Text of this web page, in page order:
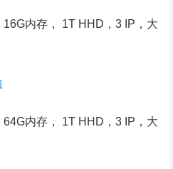
16G内存， 1T HHD，3 IP，大
64G内存， 1T HHD，3 IP，大